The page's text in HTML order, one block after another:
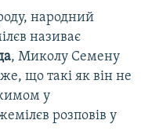
народний
називає
, Миколу Семену
що такі як він не
у
розповів у